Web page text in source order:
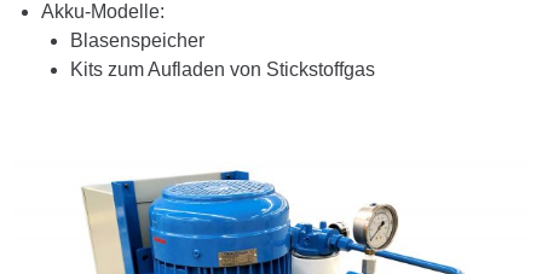
Akku-Modelle:
Blasenspeicher
Kits zum Aufladen von Stickstoffgas